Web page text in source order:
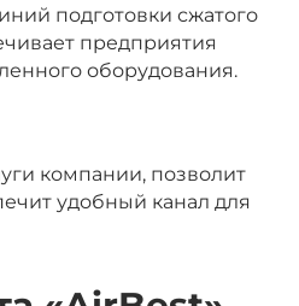
подготовки сжатого
предприятия
оборудования.
компании, позволит
удобный канал для